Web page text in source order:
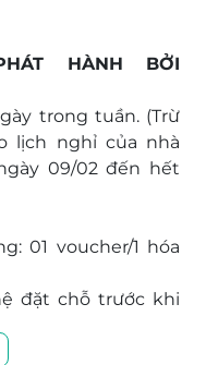
mại Vincom
Sơn Trà, Đà
Mại Vincom
- 01, Khu B1,
công viên sinh thái
TP Hải Phòng
thống và hiện
mang đến cho
ấm cúng và đầy
đáo sẽ khiến bạn
HÀNH BỞI
trong tuần. (Trừ
lịch nghỉ của nhà
09/02 đến hết
01 voucher/1 hóa
đặt chỗ trước khi